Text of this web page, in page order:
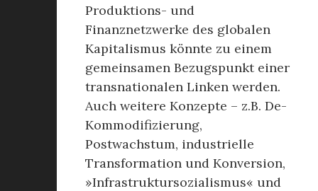
Produktions- und
Finanznetzwerke des globalen
Kapitalismus könnte zu einem
gemeinsamen Bezugspunkt einer
transnationalen Linken werden.
Auch weitere Konzepte – z.B. De-
Kommodifizierung,
Postwachstum, industrielle
Transformation und Konversion,
»Infrastruktursozialismus« und